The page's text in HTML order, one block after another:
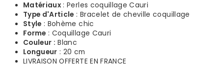
Matériaux : Perles coquillage Cauri
Type d'Article : Bracelet de cheville coquillage
Style : Bohème chic
Forme : Coquillage Cauri
Couleur : Blanc
Longueur : 20 cm
LIVRAISON OFFERTE EN FRANCE